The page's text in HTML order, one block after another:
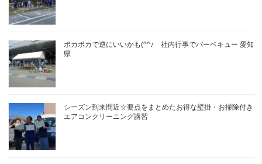
ポカポカで逆にいいかも(^^♪ 社内行事でバーベキュー 愛知
県
シーズン到来間近☆要点をまとめたお得な壁掛・お掃除付き
エアコンクリーニング講習